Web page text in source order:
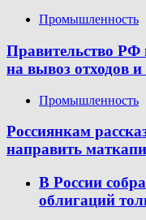
Промышленность
Правительство РФ
на вывоз отходов
Промышленность
Россиянкам
направить
В России
облигаций